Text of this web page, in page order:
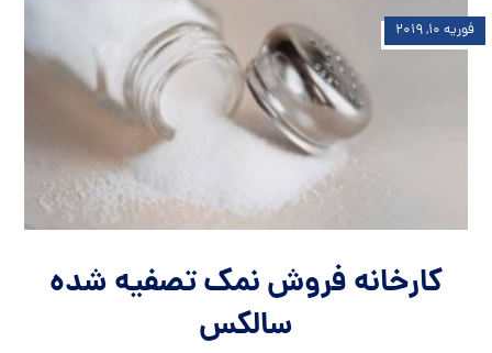
کارخانه فروش نمک تصفیه شده
سالکس
فوریه ۱۰, ۲۰۱۹